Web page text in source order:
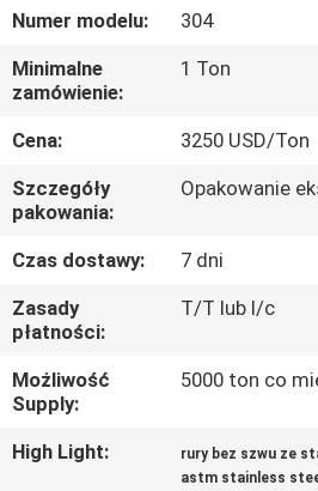
KONTROLA
JAKOŚCI
SKONTAKTUJ
SIĘ
Z
NAMI
AKTUALNOŚCI
PRZYPADKI
Numer modelu:
304
Minimalne
zamówienie:
1 Ton
Cena:
3250 USD/Ton
Szczegóły
pakowania:
Opakowanie
Czas dostawy:
7 dni
Zasady
płatności:
T/T lub l/c
Możliwość
Supply:
5000 ton co
High Light: rury bez szwu ze
astm stainless